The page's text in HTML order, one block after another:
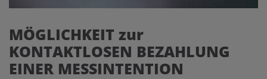
MÖGLICHKEIT zur
KONTAKTLOSEN BEZAHLUNG
EINER MESSINTENTION